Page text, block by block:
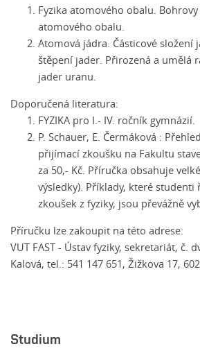
Fyzika atomového obalu.
atomového obalu.
Atomová jádra. Částicové složení
štěpení jader. Přirozená a umělá
jader uranu.
Doporučená literatura:
FYZIKA pro I.- IV. ročník gymnázií.
P. Schauer, E. Čermáková :
přijímací zkoušku na Fakultu
za 50,- Kč. Příručka obsahuje
výsledky). Příklady, které studenti
zkoušek z fyziky, jsou převážně
Příručku lze zakoupit na této adrese:
VUT FAST - Ústav fyziky, sekretariát, č.
Kalová, tel.: 541 147 651, Žižkova 17,
Studium